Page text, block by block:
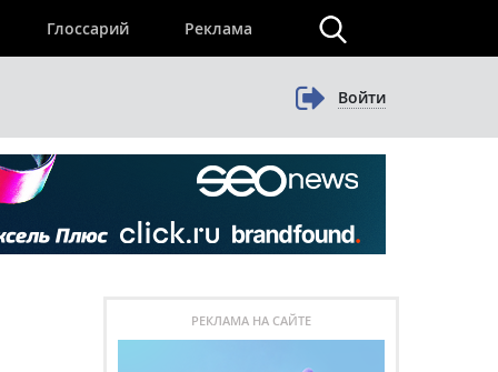
Глоссарий Реклама
Войти
РЕКЛАМА НА САЙТЕ